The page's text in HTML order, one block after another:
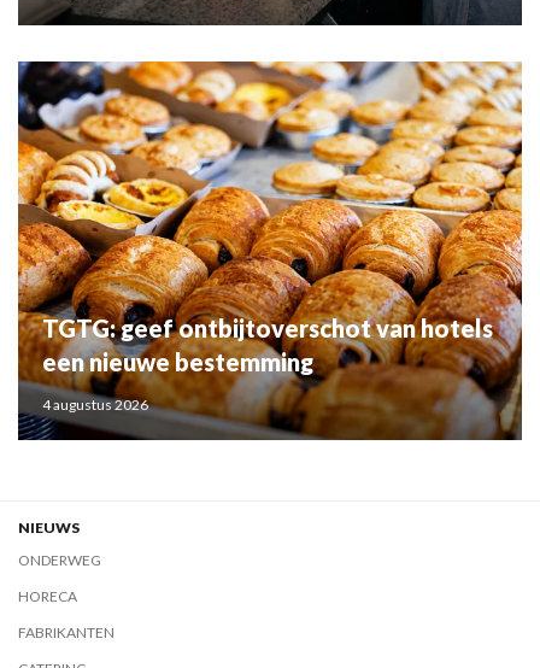
TGTG: geef ontbijtoverschot van hotels
een nieuwe bestemming
4 augustus 2026
NIEUWS
ONDERWEG
HORECA
FABRIKANTEN